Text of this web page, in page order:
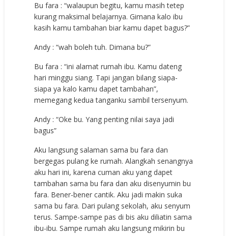
Bu fara : “walaupun begitu, kamu masih tetep
kurang maksimal belajarnya. Gimana kalo ibu
kasih kamu tambahan biar kamu dapet bagus?”
Andy : “wah boleh tuh. Dimana bu?”
Bu fara : “ini alamat rumah ibu. Kamu dateng
hari minggu siang. Tapi jangan bilang siapa-
siapa ya kalo kamu dapet tambahan”,
memegang kedua tanganku sambil tersenyum.
Andy : “Oke bu. Yang penting nilai saya jadi
bagus”
Aku langsung salaman sama bu fara dan
bergegas pulang ke rumah. Alangkah senangnya
aku hari ini, karena cuman aku yang dapet
tambahan sama bu fara dan aku disenyumin bu
fara. Bener-bener cantik. Aku jadi makin suka
sama bu fara. Dari pulang sekolah, aku senyum
terus. Sampe-sampe pas di bis aku diliatin sama
ibu-ibu. Sampe rumah aku langsung mikirin bu